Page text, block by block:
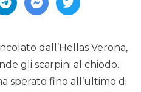
dall’Hellas Verona,
gli scarpini al chiodo.
sperato fino all’ultimo di